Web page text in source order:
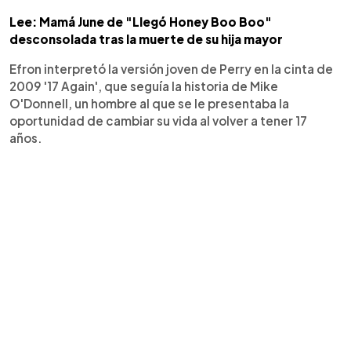
Lee: Mamá June de "Llegó Honey Boo Boo"
desconsolada tras la muerte de su hija mayor
Efron interpretó la versión joven de Perry en la cinta de
2009 '17 Again', que seguía la historia de Mike
O'Donnell, un hombre al que se le presentaba la
oportunidad de cambiar su vida al volver a tener 17
años.